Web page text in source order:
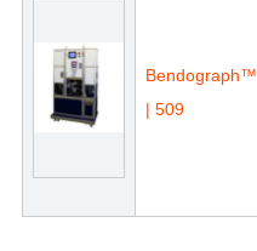
Bendograph™
| 509